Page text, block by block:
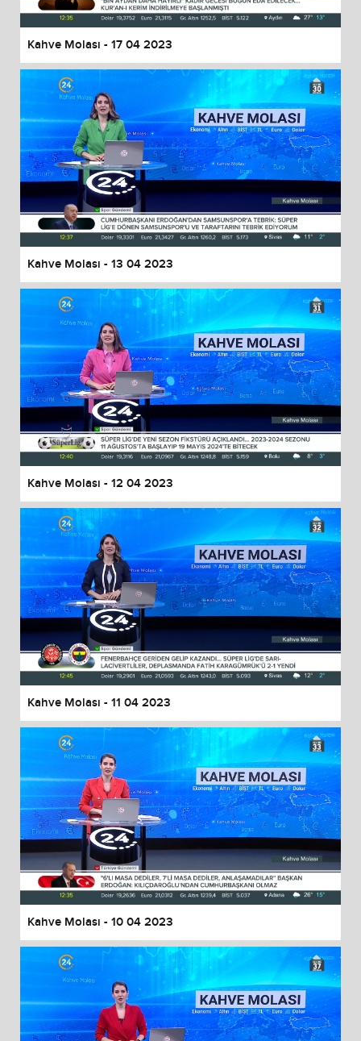
Kahve Molası - 17 04 2023
Kahve Molası - 13 04 2023
Kahve Molası - 12 04 2023
Kahve Molası - 11 04 2023
Kahve Molası - 10 04 2023